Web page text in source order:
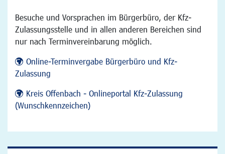
Besuche und Vorsprachen im Bürgerbüro, der Kfz-
Zulassungsstelle und in allen anderen Bereichen sind
nur nach Terminvereinbarung möglich.
Online-Terminvergabe Bürgerbüro und Kfz-
Zulassung
Kreis Offenbach - Onlineportal Kfz-Zulassung
(Wunschkennzeichen)